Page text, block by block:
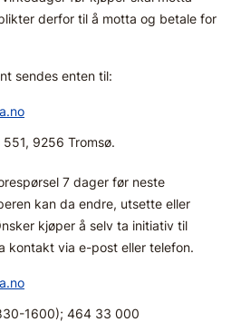
derfor til å motta og betale for
sendes enten til:
9256 Tromsø.
7 dager før neste
kan da endre, utsette eller
kjøper å selv ta initiativ til
kontakt via e-post eller telefon.
1600); 464 33 000